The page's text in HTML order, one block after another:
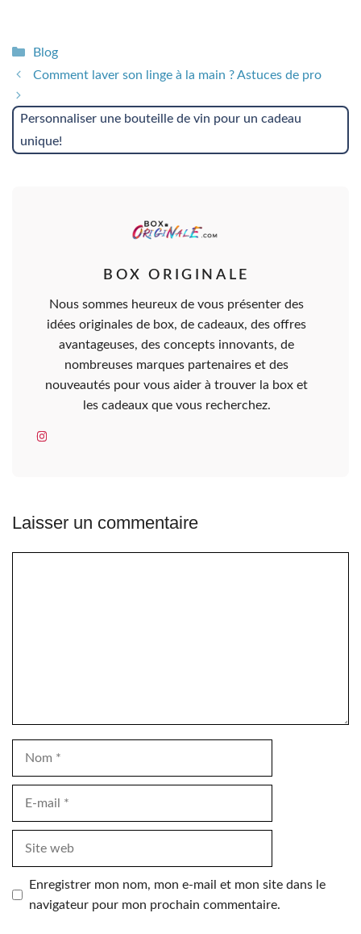
Catégories
Blog
Comment laver son linge à la main ? Astuces de pro
Personnaliser une bouteille de vin pour un cadeau
unique!
BOX ORIGINALE
Nous sommes heureux de vous présenter des
idées originales de box, de cadeaux, des offres
avantageuses, des concepts innovants, de
nombreuses marques partenaires et des
nouveautés pour vous aider à trouver la box et
les cadeaux que vous recherchez.
Laisser un commentaire
Enregistrer mon nom, mon e-mail et mon site dans le
navigateur pour mon prochain commentaire.